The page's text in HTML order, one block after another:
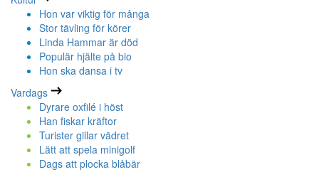
Hon var viktig för många
Stor tävling för körer
Linda Hammar är död
Populär hjälte på bio
Hon ska dansa i tv
Vardags
Dyrare oxfilé i höst
Han fiskar kräftor
Turister gillar vädret
Lätt att spela minigolf
Dags att plocka blåbär